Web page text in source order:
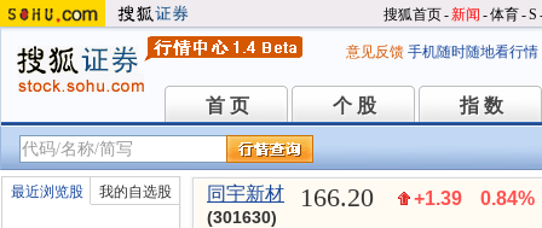
搜狐首页-新闻 -体育-S
意见反馈 手机随时随地看行情
首 页
首 页 个 股
个 股 指 数
指 数
最近浏览股 我的自选股 同宇新材
(301630)
166.20 +1.39 0.84%